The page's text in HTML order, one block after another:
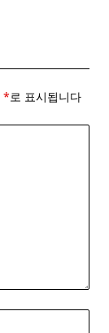
*로 표시됩니다